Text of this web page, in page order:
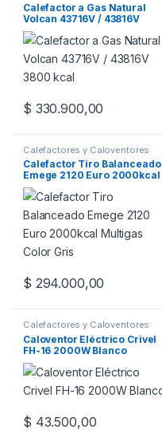
Calefactor a Gas Natural
Volcan 43716V / 43816V
3800 kcal
$ 330.900,00
Calefactores y Caloventores
Calefactor Tiro Balanceado
Emege 2120 Euro 2000kcal
Multigas Color Gris
$ 294.000,00
Calefactores y Caloventores
Caloventor Eléctrico Crivel
FH-16 2000W Blanco
$ 43.500,00